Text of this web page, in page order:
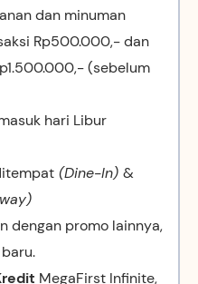
dan minuman
Rp500.000,- dan
(sebelum
hari Libur
(Dine-In) &
dengan promo lainnya,
MegaFirst Infinite,